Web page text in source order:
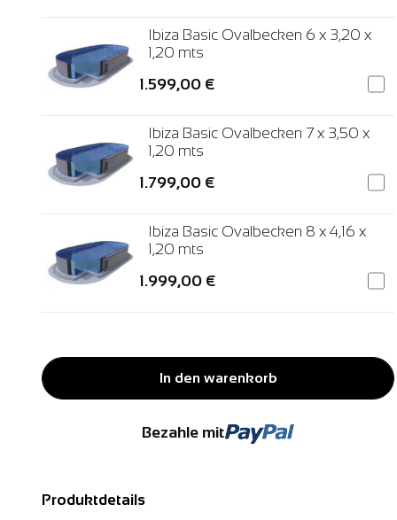
Ibiza Basic Ovalbecken 6 x 3,20 x
1,20 mts
1.599,00 €
Ibiza Basic Ovalbecken 7 x 3,50 x
1,20 mts
1.799,00 €
Ibiza Basic Ovalbecken 8 x 4,16 x
1,20 mts
1.999,00 €
In den warenkorb
Bezahle mit
Produktdetails